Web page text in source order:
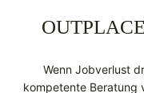
Wenn Jobverlust
kompetente Beratung